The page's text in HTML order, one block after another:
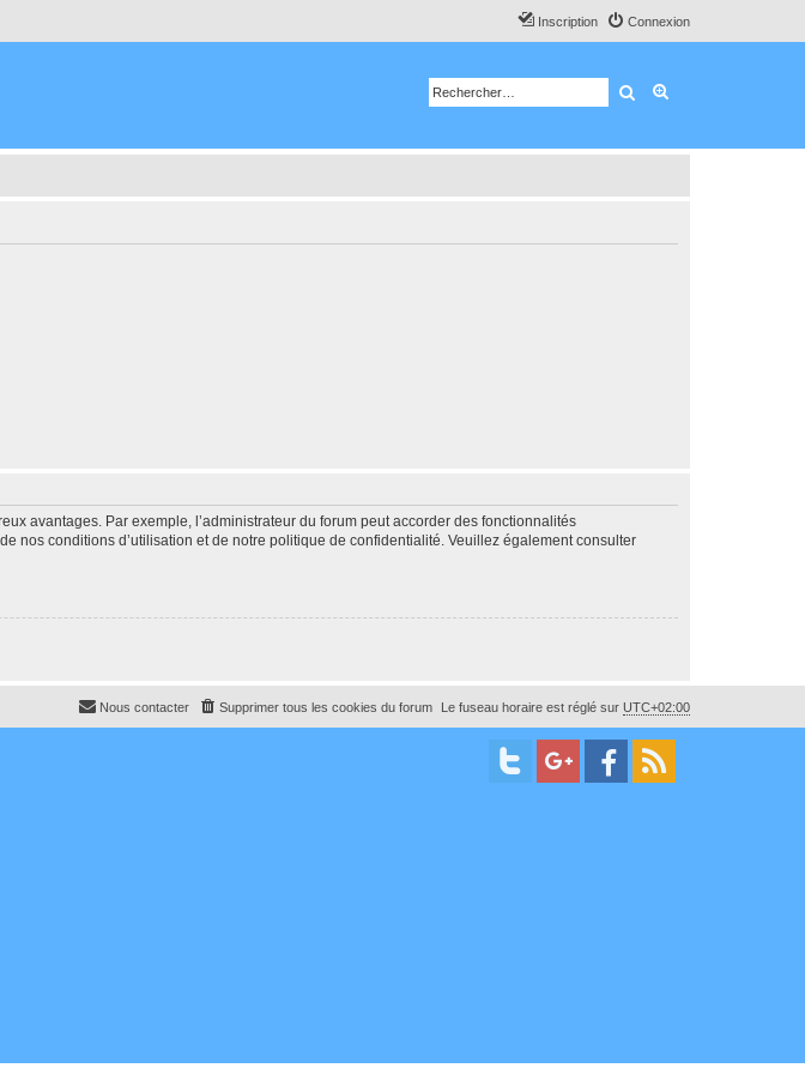
Connexion
Inscription
Rechercher
avantages. Par exemple, l’administrateur du forum peut accorder des fonctionnalités
nos conditions d’utilisation et de notre politique de confidentialité. Veuillez également consulter
Le fuseau horaire est réglé sur UTC+02:00
Supprimer tous les cookies du forum
Nous contacter